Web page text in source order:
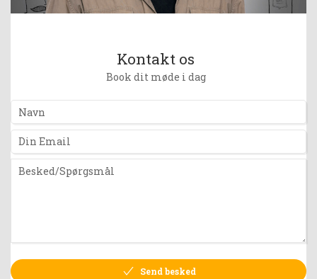
Kontakt os
Book dit møde i dag
Send besked